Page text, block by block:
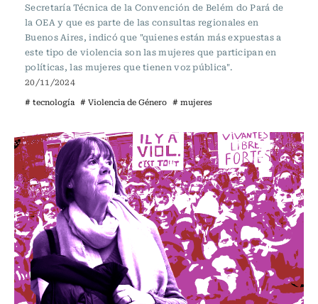
Secretaría Técnica de la Convención de Belém do Pará de
la OEA y que es parte de las consultas regionales en
Buenos Aires, indicó que "quienes están más expuestas a
este tipo de violencia son las mujeres que participan en
políticas, las mujeres que tienen voz pública".
20/11/2024
# tecnología # Violencia de Género # mujeres